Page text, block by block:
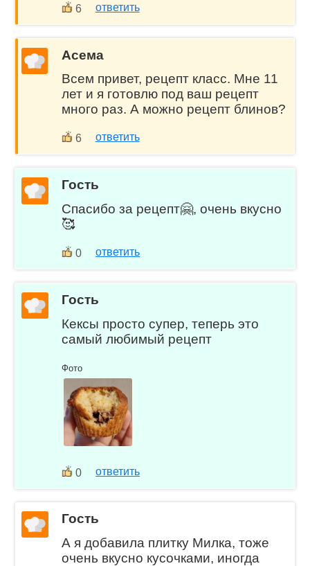
6 ответить
Асема
Всем привет, рецепт класс. Мне 11
лет и я готовлю под ваш рецепт
много раз. А можно рецепт блинов?
6 ответить
Гость
Спасибо за рецепт🤗, очень вкусно
🥰
0 ответить
Гость
Кексы просто супер, теперь это
самый любимый рецепт
Фото
0 ответить
Гость
А я добавила плитку Милка, тоже
очень вкусно кусочками, иногда